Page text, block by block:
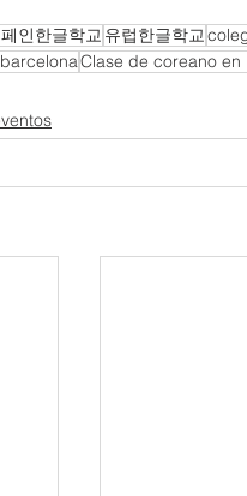
인한글학교 유럽한글학교
Clase de coreano